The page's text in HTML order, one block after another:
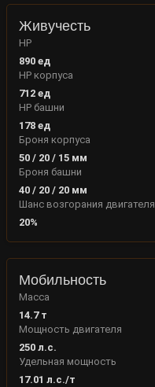
Живучесть
HP
890ед
HP корпуса
712ед
HP башни
178ед
Броня корпуса
50/ 20/ 15мм
Броня башни
40 / 20 / 20 мм
Шанс возгорания двигателя
20%
Мобильность
Масса
14.7т
Мощность двигателя
250л.с.
Удельная мощность
17.01 л.с./т